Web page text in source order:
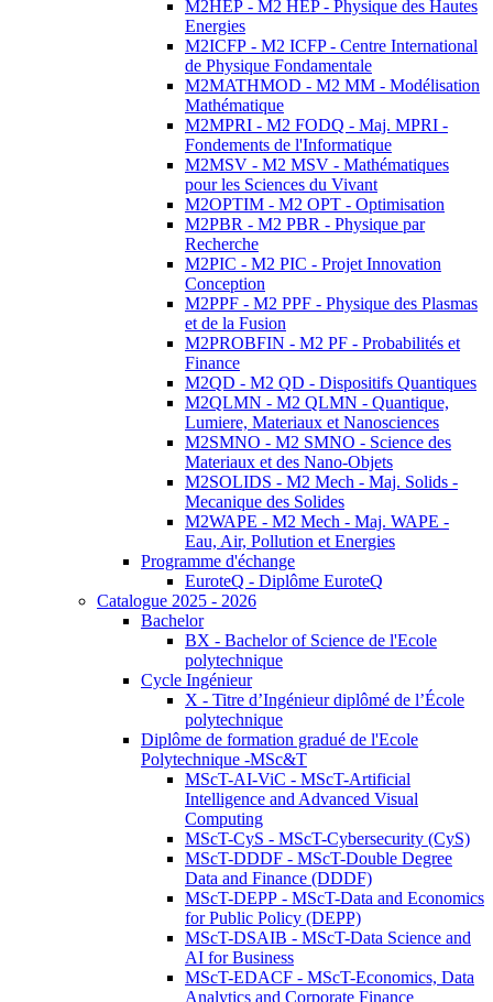
M2HEP - M2 HEP - Physique des Hautes
Energies
M2ICFP - M2 ICFP - Centre International
de Physique Fondamentale
M2MATHMOD - M2 MM - Modélisation
Mathématique
M2MPRI - M2 FODQ - Maj. MPRI -
Fondements de l'Informatique
M2MSV - M2 MSV - Mathématiques
pour les Sciences du Vivant
M2OPTIM - M2 OPT - Optimisation
M2PBR - M2 PBR - Physique par
Recherche
M2PIC - M2 PIC - Projet Innovation
Conception
M2PPF - M2 PPF - Physique des Plasmas
et de la Fusion
M2PROBFIN - M2 PF - Probabilités et
Finance
M2QD - M2 QD - Dispositifs Quantiques
M2QLMN - M2 QLMN - Quantique,
Lumiere, Materiaux et Nanosciences
M2SMNO - M2 SMNO - Science des
Materiaux et des Nano-Objets
M2SOLIDS - M2 Mech - Maj. Solids -
Mecanique des Solides
M2WAPE - M2 Mech - Maj. WAPE -
Eau, Air, Pollution et Energies
Programme d'échange
EuroteQ - Diplôme EuroteQ
Catalogue 2025 - 2026
Bachelor
BX - Bachelor of Science de l'Ecole
polytechnique
Cycle Ingénieur
X - Titre d’Ingénieur diplômé de l’École
polytechnique
Diplôme de formation gradué de l'Ecole
Polytechnique -MSc&T
MScT-AI-ViC - MScT-Artificial
Intelligence and Advanced Visual
Computing
MScT-CyS - MScT-Cybersecurity (CyS)
MScT-DDDF - MScT-Double Degree
Data and Finance (DDDF)
MScT-DEPP - MScT-Data and Economics
for Public Policy (DEPP)
MScT-DSAIB - MScT-Data Science and
AI for Business
MScT-EDACF - MScT-Economics, Data
Analytics and Corporate Finance